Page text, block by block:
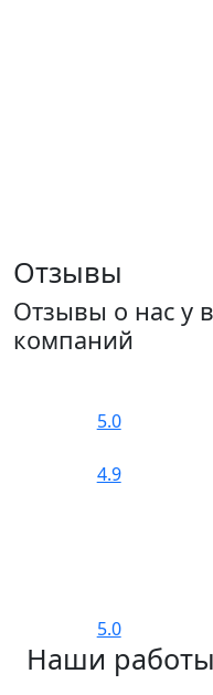
Отзывы
Отзывы о нас у
компаний
5.0
4.9
5.0
Наши работы